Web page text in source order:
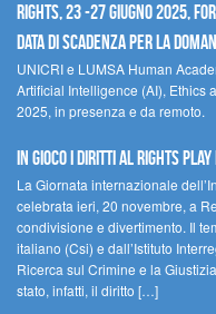
Rights, 23 -27 giugno 2025,
Data di scadenza per la
UNICRI e LUMSA Human
Artificial Intelligence (AI), Ethics
2025, in presenza e da remoto.
In gioco i diritti al Rights
La Giornata internazionale
celebrata ieri, 20 novembre, a
condivisione e divertimento. Il
italiano (Csi) e dall’Istituto
Ricerca sul Crimine e la
stato, infatti, il diritto […]